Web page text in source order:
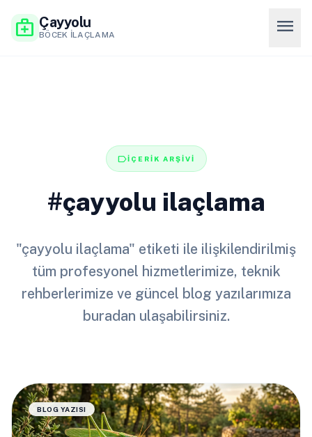
medical_services Çayyolu
BÖCEK İLAÇLAMA menu
labelİÇERİK ARŞİVİ
#çayyolu ilaçlama
"çayyolu ilaçlama" etiketi ile ilişkilendirilmiş
tüm profesyonel hizmetlerimize, teknik
rehberlerimize ve güncel blog yazılarımıza
buradan ulaşabilirsiniz.
BLOG YAZISI